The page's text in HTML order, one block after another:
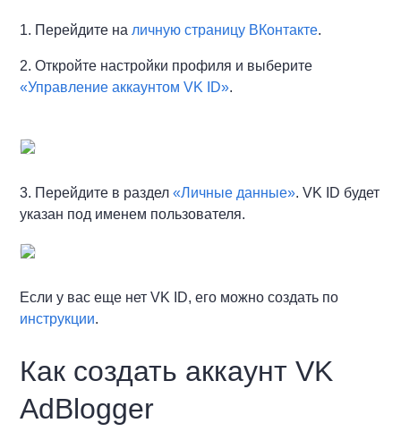
1. Перейдите на личную страницу ВКонтакте.
2. Откройте настройки профиля и выберите
«Управление аккаунтом VK ID».
3. Перейдите в раздел«Личные данные». VK ID будет
указан под именем пользователя.
Если у вас еще нет VK ID, его можно создать по
инструкции.
Как создать аккаунт VK
AdBlogger